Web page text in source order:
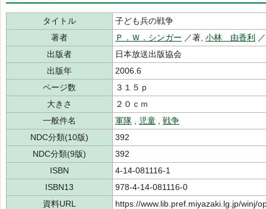
タイトル
子ども兵の戦争
著者
Ｐ．Ｗ．シンガー ／著, 小林 由香利
出版者
日本放送出版協会
出版年
2006.6
ページ数
３１５ｐ
大きさ
２０ｃｍ
一般件名
軍隊 児童
戦争
NDC分類(10版)
392
NDC分類(9版)
392
ISBN
4-14-081116-1
ISBN13
978-4-14-081116-0
資料URL
https://www.lib.pref.miyazaki.lg.jp/winj/